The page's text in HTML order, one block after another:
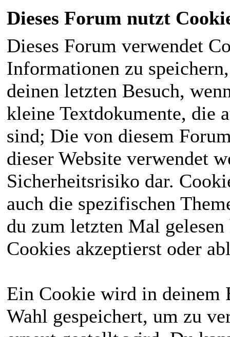
Dieses Forum nutzt
Dieses Forum verwendet
Informationen zu
deinen letzten Besuch,
kleine Textdokumente, die
sind; Die von diesem
dieser Website verwendet
Sicherheitsrisiko dar.
auch die spezifischen
du zum letzten Mal
Cookies akzeptierst oder
Ein Cookie wird in deinem
Wahl gespeichert, um zu